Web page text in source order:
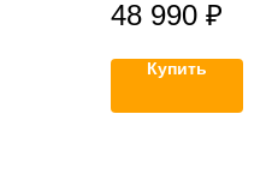
48 990 ₽
Купить